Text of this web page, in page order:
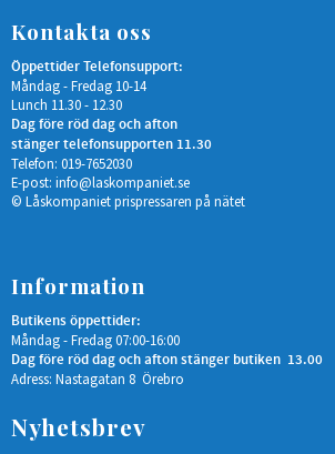
Kontakta oss
Öppettider Telefonsupport:
Måndag - Fredag 10-14
Lunch 11.30 - 12.30
Dag före röd dag och afton
stänger telefonsupporten 11.30
Telefon: 019-7652030
E-post: info@laskompaniet.se
© Låskompaniet prispressaren på nätet
Information
Butikens öppettider:
Måndag - Fredag 07:00-16:00
Dag före röd dag och afton stänger butiken 13.00
Adress: Nastagatan 8 Örebro
Nyhetsbrev